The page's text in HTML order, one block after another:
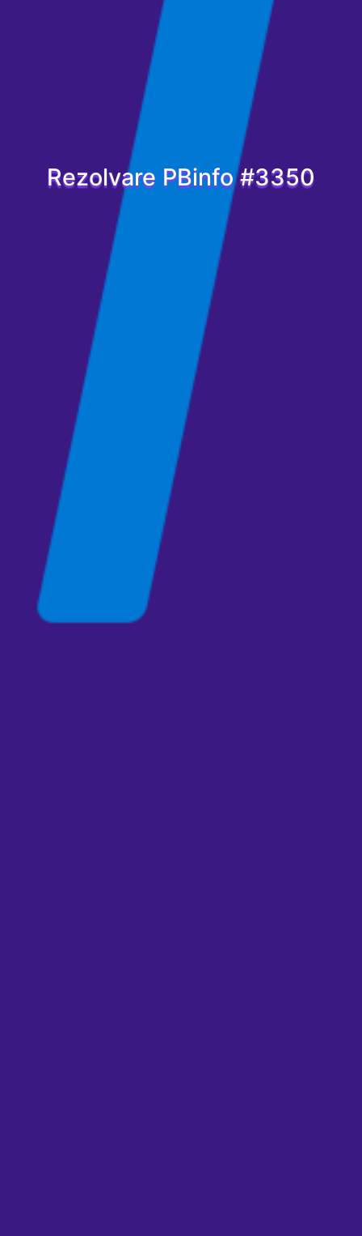
Rezolvare PBinfo #3350